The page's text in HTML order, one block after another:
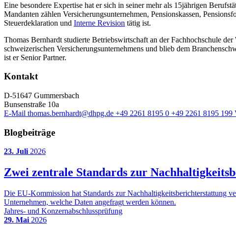
Eine besondere Expertise hat er sich in seiner mehr als 15jährigen
Mandanten zählen Versicherungsunternehmen, Pensionskassen,
Steuerdeklaration und Interne Revision tätig ist.
Thomas Bernhardt studierte Betriebswirtschaft an der Fachhochschule
schweizerischen Versicherungsunternehmens und blieb dem
ist er Senior Partner.
Kontakt
D-51647 Gummersbach
Bunsenstraße 10a
E-Mail thomas.bernhardt@dhpg.de +49 2261 8195 0 +49 2261 8195 199
Blogbeiträge
23. Juli2026
Zwei zentrale Standards zur
Die EU-Kommission hat Standards zur Nachhaltigkeitsberichterstattung
Unternehmen, welche Daten angefragt werden können.
Jahres- und Konzernabschlussprüfung
29. Mai 2026